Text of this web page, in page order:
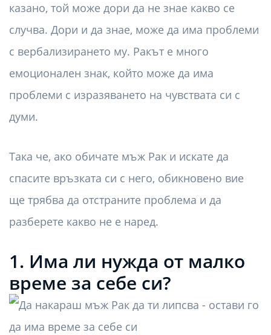
казано, той може дори да не знае какво се
случва. Дори и да знае, може да има проблеми
с вербализирането му. Ракът е много
емоционален знак, който може да има
проблеми с изразяването на чувствата си с
думи.
Така че, ако обичате мъж Рак и искате да
спасите връзката си с него, обикновено вие
ще трябва да отстраните проблема и да
разберете какво не е наред.
1. Има ли нужда от малко
време за себе си?